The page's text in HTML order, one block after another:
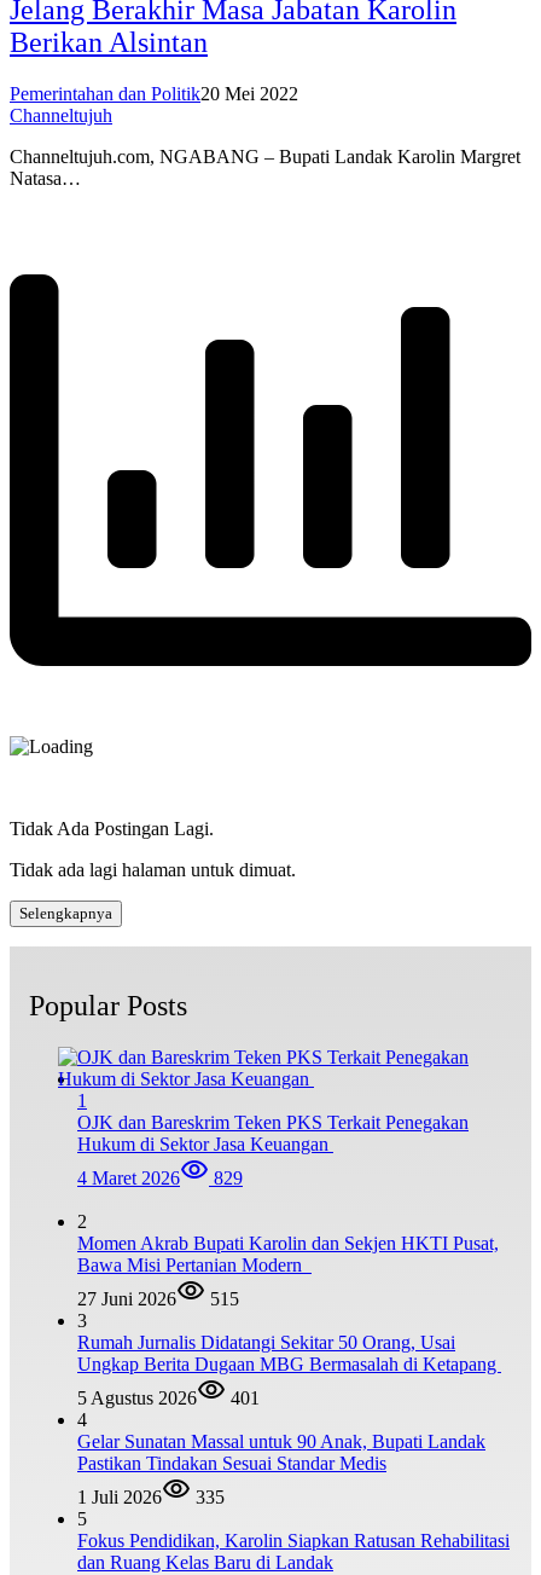
Jelang Berakhir Masa Jabatan Karolin
Berikan Alsintan
Pemerintahan dan Politik20 Mei 2022
Channeltujuh
Channeltujuh.com, NGABANG – Bupati Landak Karolin Margret
Natasa…
Tidak Ada Postingan Lagi.
Tidak ada lagi halaman untuk dimuat.
Selengkapnya
Popular Posts
1
OJK dan Bareskrim Teken PKS Terkait Penegakan
Hukum di Sektor Jasa Keuangan
4 Maret 2026
829
2
Momen Akrab Bupati Karolin dan Sekjen HKTI Pusat,
Bawa Misi Pertanian Modern
27 Juni 2026
515
3
Rumah Jurnalis Didatangi Sekitar 50 Orang, Usai
Ungkap Berita Dugaan MBG Bermasalah di Ketapang
5 Agustus 2026
401
4
Gelar Sunatan Massal untuk 90 Anak, Bupati Landak
Pastikan Tindakan Sesuai Standar Medis
1 Juli 2026
335
5
Fokus Pendidikan, Karolin Siapkan Ratusan Rehabilitasi
dan Ruang Kelas Baru di Landak